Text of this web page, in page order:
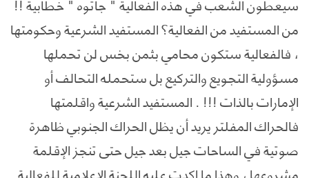
من المستفيد من الفعالية؟ المستفيد الشرعية وحكومتها
، فالفعالية ستكون محامي بثمن بخس لن تحملها
مسؤولية التجويع والتركيع بل ستحمله التحالف أو
الإمارات بالذات !!! . المستفيد الشرعية واقلمتها
فالحراك المفلتر يريد أن يظل الحراك الجنوبي ظاهرة
صوتية في الساحات جيل بعد جيل حتى تنجز الإقلمة